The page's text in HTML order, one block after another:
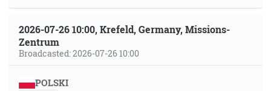
2026-07-26 10:00, Krefeld, Germany, Missions-
Zentrum
Broadcasted: 2026-07-26 10:00
POLSKI